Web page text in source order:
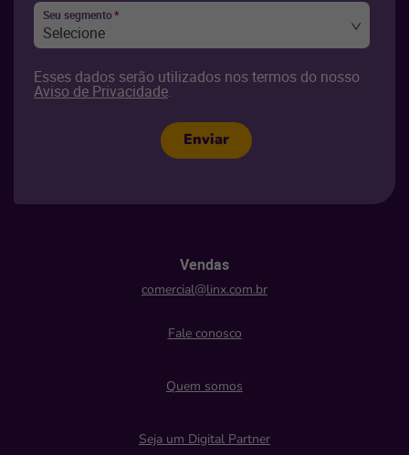
Seu segmento*
Selecione
Esses dados serão utilizados nos termos do nosso
Aviso de Privacidade.
Enviar
Vendas
comercial@linx.com.br
Fale conosco
Quem somos
Seja um Digital Partner